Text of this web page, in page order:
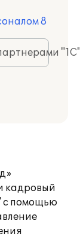
8
кадровый
с помощью